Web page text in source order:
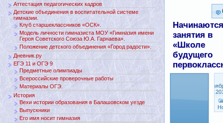
Начинаются
занятия в
«Школе
будущего
7,
Аттестация педагогических кадров
Детские объединения в воспитательной системе
гимназии.
Клуб старшеклассников «ОСК».
Модель личности гимназиста МОУ «Гимназия имени
Героя Советского Союза Ю.А. Гарнаева».
Положение детского объединения «Город радости».
Дневник.ру
ЕГЭ 11 и ОГЭ 9
Предметные олимпиады
Всероссийские проверочные работы
Материалы ОГЭ.
История
Вехи истории образования в Балашовском уезде
Выпускники
Его имя носит гимназия